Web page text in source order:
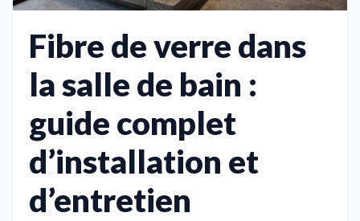
Fibre de verre dans
la salle de bain :
guide complet
d’installation et
d’entretien